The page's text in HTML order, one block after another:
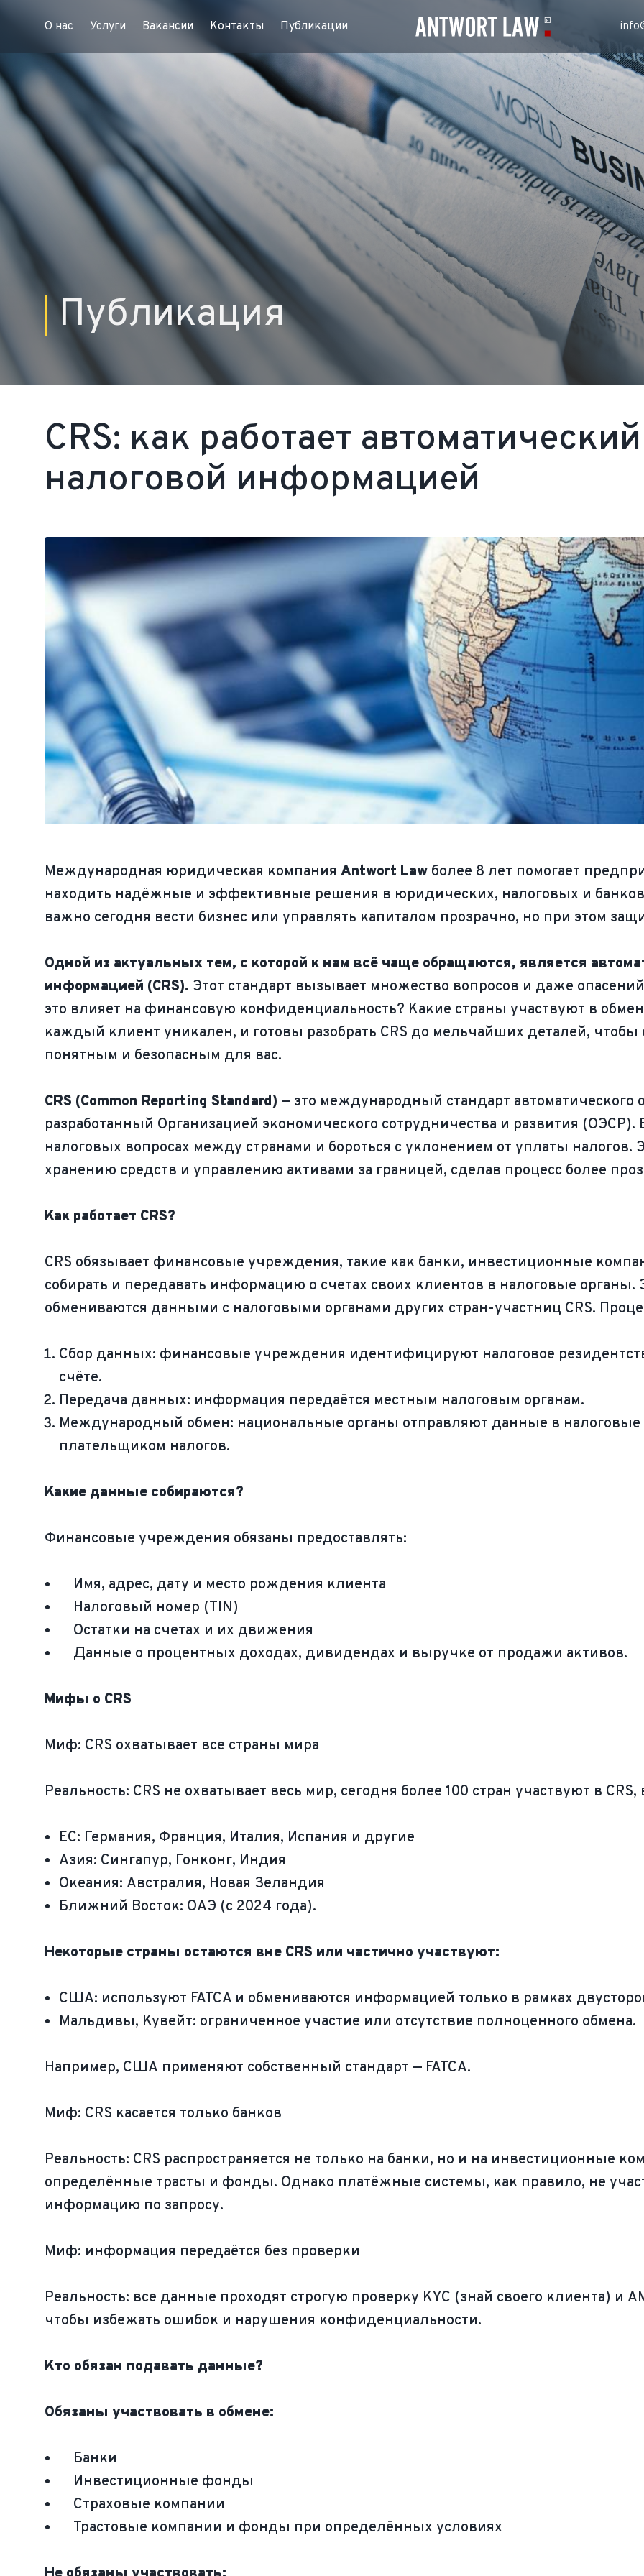
О нас Услуги Вакансии Контакты Публикации
Публикация
CRS: как работает
налоговой информацией
Международная юридическая компания Antwort Law более 8 лет помогает
находить надёжные и эффективные решения в юридических, налоговых и
важно сегодня вести бизнес или управлять капиталом прозрачно, но при этом
Одной из актуальных тем, с которой к нам всё чаще обращаются, является
информацией (CRS). Этот стандарт вызывает множество вопросов и даже
это влияет на финансовую конфиденциальность? Какие страны участвуют в
каждый клиент уникален, и готовы разобрать CRS до мельчайших деталей,
понятным и безопасным для вас.
CRS (Common Reporting Standard) — это международный стандарт
разработанный Организацией экономического сотрудничества и развития (ОЭСР).
налоговых вопросах между странами и бороться с уклонением от уплаты
хранению средств и управлению активами за границей, сделав процесс более
Как работает CRS?
CRS обязывает финансовые учреждения, такие как банки, инвестиционные
собирать и передавать информацию о счетах своих клиентов в налоговые
обмениваются данными с налоговыми органами других стран-участниц CRS.
Сбор данных: финансовые учреждения идентифицируют налоговое
счёте.
Передача данных: информация передаётся местным налоговым органам.
Международный обмен: национальные органы отправляют данные в налоговые
плательщиком налогов.
Какие данные собираются?
Финансовые учреждения обязаны предоставлять:
Имя, адрес, дату и место рождения клиента
Налоговый номер (TIN)
Остатки на счетах и их движения
Данные о процентных доходах, дивидендах и выручке от продажи активов.
Мифы о CRS
Миф: CRS охватывает все страны мира
Реальность: CRS не охватывает весь мир, сегодня более 100 стран участвуют в
ЕС: Германия, Франция, Италия, Испания и другие
Азия: Сингапур, Гонконг, Индия
Океания: Австралия, Новая Зеландия
Ближний Восток: ОАЭ (с 2024 года).
Некоторые страны остаются вне CRS или частично участвуют:
США: используют FATCA и обмениваются информацией только в рамках
Мальдивы, Кувейт: ограниченное участие или отсутствие полноценного обмена.
Например, США применяют собственный стандарт — FATCA.
Миф: CRS касается только банков
Реальность: CRS распространяется не только на банки, но и на инвестиционные
определённые трасты и фонды. Однако платёжные системы, как правило, не
информацию по запросу.
Миф: информация передаётся без проверки
Реальность: все данные проходят строгую проверку KYC (знай своего клиента)
чтобы избежать ошибок и нарушения конфиденциальности.
Кто обязан подавать данные?
Обязаны участвовать в обмене:
Банки
Инвестиционные фонды
Страховые компании
Трастовые компании и фонды при определённых условиях